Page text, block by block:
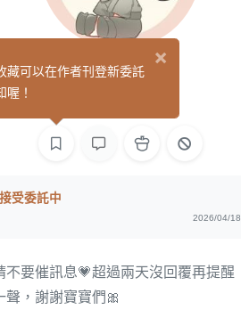
菓菓 (25)
接受委託中
2026/04/18
不要催訊息💗超過兩天沒回覆再提醒
聲，謝謝寶寶們🎀
×
藏可以在作者刊登新委託
喔！